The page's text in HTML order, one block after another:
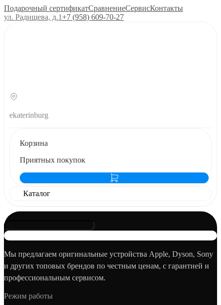
Подарочный сертификатСравнениеСервисКонтакты
ул. Радищева, д.1+7 (958) 609‑70‑27
ekaterinburg
Корзина
Приятных покупок
Каталог
Мы предлагаем оригинальные устройства Apple, Dyson, Sony
и других топовых брендов по честным ценам, с гарантией и
профессиональным сервисом.
Режим работы